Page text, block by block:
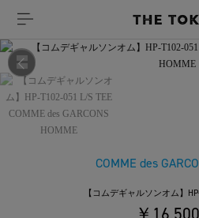
COMME des
【コムデギャルソンオム】